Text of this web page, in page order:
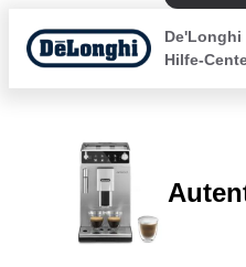
De'Longhi
Hilfe-